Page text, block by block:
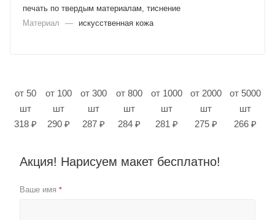
печать по твердым материалам, тиснение
Материал
— искусственная кожа
от 50
шт
318 ₽
от 100
шт
290 ₽
от 300
шт
287 ₽
от 800
шт
284 ₽
от 1000
шт
281 ₽
от 2000
шт
275 ₽
от 5000
шт
266 ₽
Акция! Нарисуем макет бесплатно!
Ваше имя *